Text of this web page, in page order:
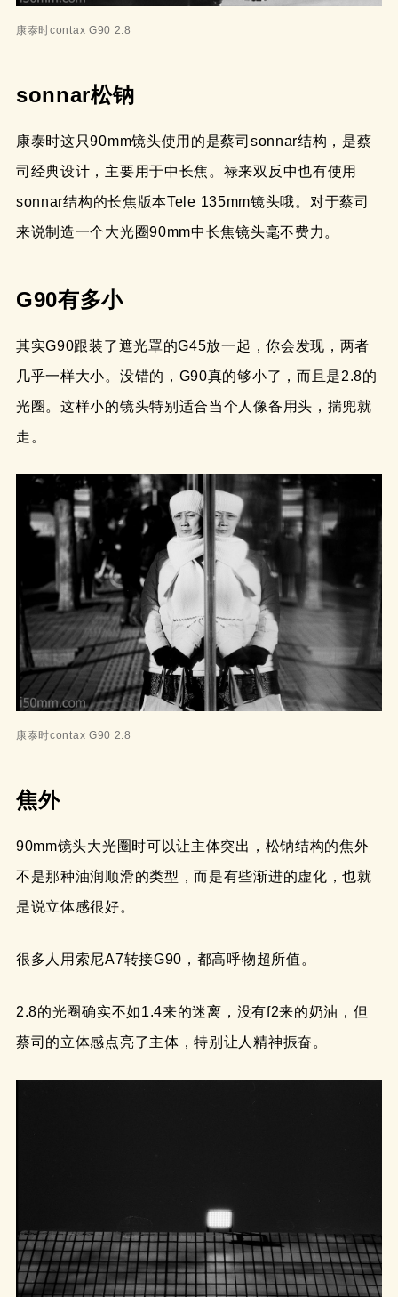
康泰时contax G90 2.8
sonnar松钠
康泰时这只90mm镜头使用的是蔡司sonnar结构，是蔡
司经典设计，主要用于中长焦。禄来双反中也有使用
sonnar结构的长焦版本Tele 135mm镜头哦。对于蔡司
来说制造一个大光圈90mm中长焦镜头毫不费力。
G90有多小
其实G90跟装了遮光罩的G45放一起，你会发现，两者
几乎一样大小。没错的，G90真的够小了，而且是2.8的
光圈。这样小的镜头特别适合当个人像备用头，揣兜就
走。
康泰时contax G90 2.8
焦外
90mm镜头大光圈时可以让主体突出，松钠结构的焦外
不是那种油润顺滑的类型，而是有些渐进的虚化，也就
是说立体感很好。
很多人用索尼A7转接G90，都高呼物超所值。
2.8的光圈确实不如1.4来的迷离，没有f2来的奶油，但
蔡司的立体感点亮了主体，特别让人精神振奋。